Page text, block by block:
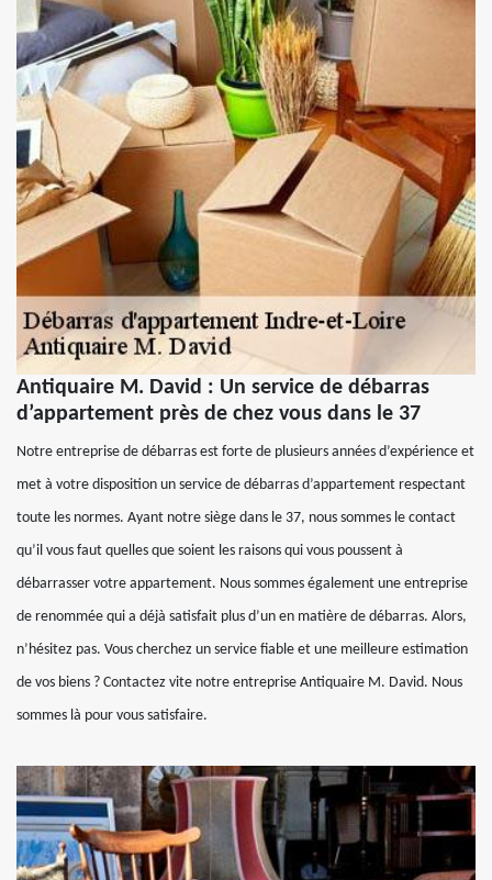
Antiquaire M. David : Un service de débarras
d’appartement près de chez vous dans le 37
Notre entreprise de débarras est forte de plusieurs années d’expérience et
met à votre disposition un service de débarras d’appartement respectant
toute les normes. Ayant notre siège dans le 37, nous sommes le contact
qu’il vous faut quelles que soient les raisons qui vous poussent à
débarrasser votre appartement. Nous sommes également une entreprise
de renommée qui a déjà satisfait plus d’un en matière de débarras. Alors,
n’hésitez pas. Vous cherchez un service fiable et une meilleure estimation
de vos biens ? Contactez vite notre entreprise Antiquaire M. David. Nous
sommes là pour vous satisfaire.